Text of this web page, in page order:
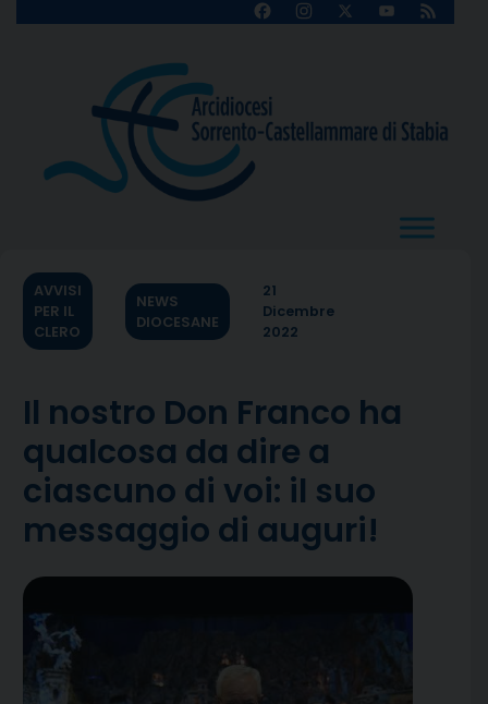
FacebookInstagram
X
YouTube
Feed
AVVISI
PER IL
CLERO
NEWS
DIOCESANE
21
Dicembre
2022
Il nostro Don Franco ha
qualcosa da dire a
ciascuno di voi: il suo
messaggio di auguri!